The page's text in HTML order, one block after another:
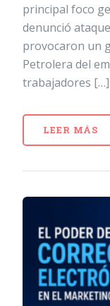
principal foco
denunció
provocaron un
Petrolera del
trabajadores […]
LEER MÁS